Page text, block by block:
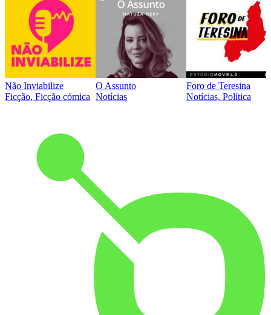
Não Inviabilize
Ficção, Ficção cómica
O Assunto
Notícias
Foro de Teresina
Notícias, Política